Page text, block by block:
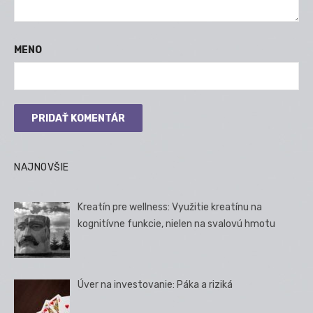
MENO
NAJNOVŠIE
Kreatín pre wellness: Využitie kreatínu na
kognitívne funkcie, nielen na svalovú hmotu
Úver na investovanie: Páka a riziká